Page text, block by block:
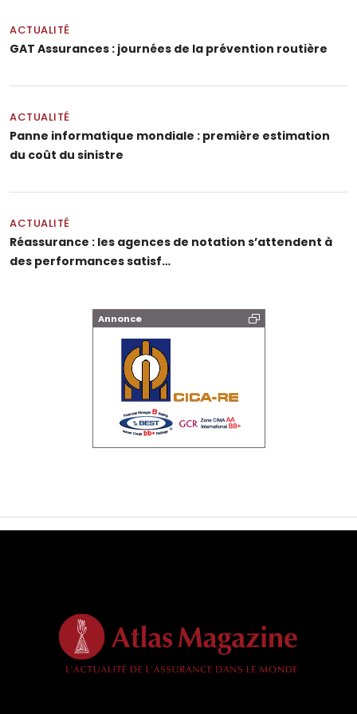
ACTUALITÉ
GAT Assurances : journées de la prévention routière
ACTUALITÉ
Panne informatique mondiale : première estimation
du coût du sinistre
ACTUALITÉ
Réassurance : les agences de notation s’attendent à
des performances satisf…
Annonce